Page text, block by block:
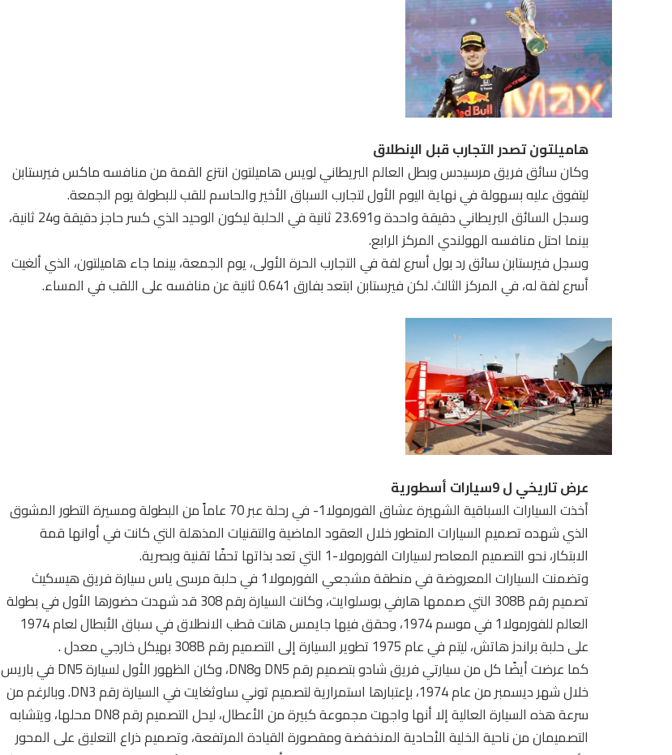
هاميلتون تصدر التجارب قبل الإنطلاق
وكان سائق فريق مرسيدس وبطل العالم البريطاني لويس هاميلتون انتزع القمة من منافسه ماكس فيرستابن
ليتفوق عليه بسهولة في نهاية اليوم الأول لتجارب السباق الأخير والحاسم للقب للبطولة يوم الجمعة.
وسجل السائق البريطاني دقيقة واحدة و23.691 ثانية في الحلبة ليكون الوحيد الذي كسر حاجز دقيقة و24 ثانية،
بينما احتل منافسه الهولندي المركز الرابع.
وسجل فيرستابن سائق رد بول أسرع لفة في التجارب الحرة الأولى، يوم الجمعة، بينما جاء هاميلتون، الذي ألغيت
أسرع لفة له، في المركز الثالث. لكن فيرستابن ابتعد بفارق 0.641 ثانية عن منافسه على اللقب في المساء.
عرض تاريخي ل 9سيارات أسطورية
أخذت السيارات السباقية الشهيرة عشاق الفورمولا1- في رحلة عبر 70 عاماً من البطولة ومسيرة التطور المشوق
الذي شهده تصميم السيارات المتطور خلال العقود الماضية والتقنيات المذهلة التي كانت في أوانها قمة
الابتكار، نحو التصميم المعاصر لسيارات الفورمولا-1 التي تعد بذاتها تحفًا تقنية وبصرية.
وتضمنت السيارات المعروضة في منطقة مشجعي الفورمولا1 في حلبة مرسى ياس سيارة فريق هيسكيث
تصميم رقم 308B التي صممها هارفي بوسلوايت، وكانت السيارة رقم 308 قد شهدت حضورها الأول في بطولة
العالم للفورمولا1 في موسم 1974، وحقق فيها جايمس هانت قطب الانطلاق في سباق الأبطال لعام 1974
على حلبة براندز هاتش، ليتم في عام 1975 تطوير السيارة إلى التصميم رقم 308B بهيكل خارجي معدل .
كما عرضت أيضًا كل من سيارتي فريق شادو بتصميم رقم DN5 وDN8، وكان الظهور الأول لسيارة DN5 في باريس
خلال شهر ديسمبر من عام 1974، بإعتبارها استمرارية لتصميم توني ساوثغايت في السيارة رقم DN3. وبالرغم من
سرعة هذه السيارة العالية إلا أنها واجهت مجموعة كبيرة من الأعطال، ليحل التصميم رقم DN8 محلها، ويتشابه
التصميمان من ناحية الخلية الأحادية المنخفضة ومقصورة القيادة المرتفعة، وتصميم ذراع التعليق على المحور